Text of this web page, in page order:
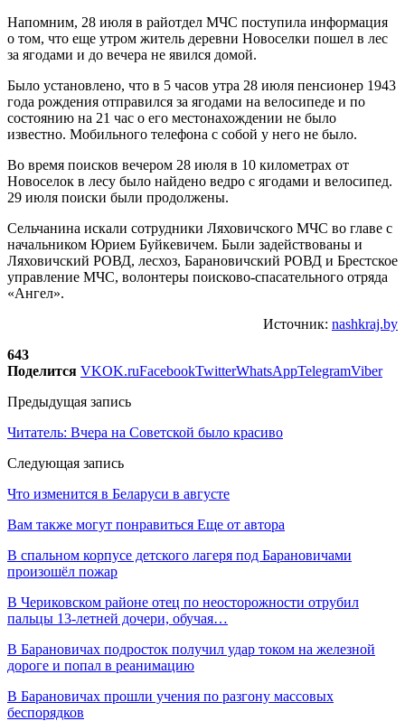
Напомним, 28 июля в райотдел МЧС поступила информация
о том, что еще утром житель деревни Новоселки пошел в лес
за ягодами и до вечера не явился домой.
Было установлено, что в 5 часов утра 28 июля пенсионер 1943
года рождения отправился за ягодами на велосипеде и по
состоянию на 21 час о его местонахождении не было
известно. Мобильного телефона с собой у него не было.
Во время поисков вечером 28 июля в 10 километрах от
Новоселок в лесу было найдено ведро с ягодами и велосипед.
29 июля поиски были продолжены.
Сельчанина искали сотрудники Ляховичского МЧС во главе с
начальником Юрием Буйкевичем. Были задействованы и
Ляховичский РОВД, лесхоз, Барановичский РОВД и Брестское
управление МЧС, волонтеры поисково-спасательного отряда
«Ангел».
Источник: nashkraj.by
643
Поделится VKOK.ruFacebookTwitterWhatsAppTelegramViber
Предыдущая запись
Читатель: Вчера на Советской было красиво
Следующая запись
Что изменится в Беларуси в августе
Вам также могут понравиться Еще от автора
В спальном корпусе детского лагеря под Барановичами
произошёл пожар
В Чериковском районе отец по неосторожности отрубил
пальцы 13-летней дочери, обучая…
В Барановичах подросток получил удар током на железной
дороге и попал в реанимацию
В Барановичах прошли учения по разгону массовых
беспорядков